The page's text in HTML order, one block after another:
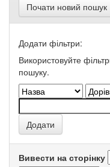
Почати новий пошук
Додати фільтри:
Використовуйте
пошуку.
Вивести на сторінку